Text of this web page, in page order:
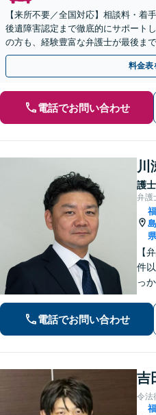
【来所不要／全国対応】相談料・着
後遺障害認定まで徹底的にサポート
の方も、経験豊富な弁護士が最後ま
13拠点】お気軽にご相談ください。
料金表
電話でお問い合わせ
川
護士
弁護
福
島
県
【
件
っ
目
人
電話でお問い合わせ
吉
令法
福